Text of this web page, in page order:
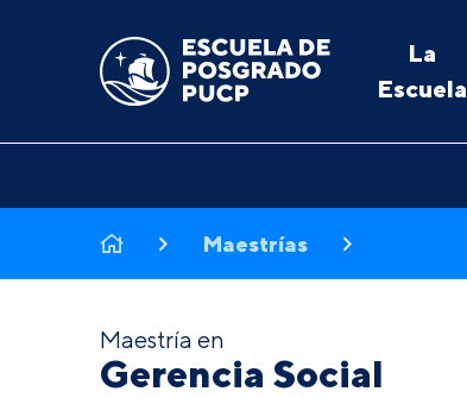
La
Escuela
Maestrías
Maestría en
Gerencia Social